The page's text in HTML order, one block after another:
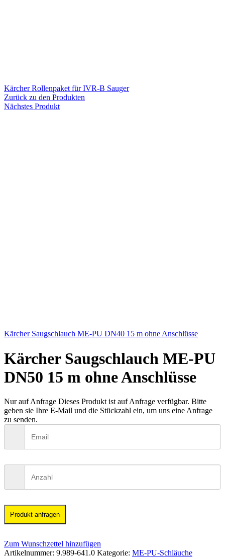
Kärcher Rollenpaket für IVR-B Sauger
Zurück zu den Produkten
Nächstes Produkt
Kärcher Saugschlauch ME-PU DN40 15 m ohne Anschlüsse
Kärcher Saugschlauch ME-PU
DN50 15 m ohne Anschlüsse
Nur auf Anfrage Dieses Produkt ist auf Anfrage verfügbar. Bitte
geben sie Ihre E-Mail und die Stückzahl ein, um uns eine Anfrage
zu senden.
Produkt anfragen
Zum Wunschzettel hinzufügen
Artikelnummer: 9.989-641.0 Kategorie: ME-PU-Schläuche